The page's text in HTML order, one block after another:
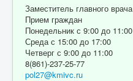
Заместитель главного врача
Прием граждан
Понедельник с 9:00 до 11:00
Среда с 15:00 до 17:00
Четверг с 9:00 до 11:00
8(861)-237-25-77
pol27@kmivc.ru